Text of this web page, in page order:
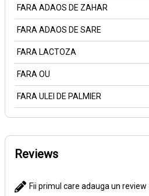
FARA ADAOS DE ZAHAR
FARA ADAOS DE SARE
FARA LACTOZA
FARA OU
FARA ULEI DE PALMIER
Reviews
Fii primul care adauga un review